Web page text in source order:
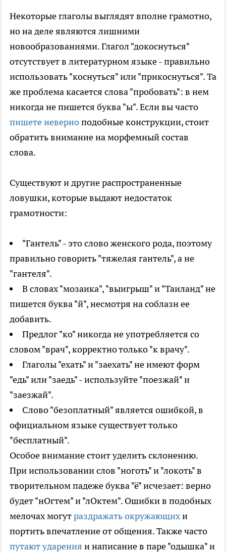
Некоторые глаголы выглядят вполне грамотно,
но на деле являются лишними
новообразованиями. Глагол "докоснуться"
отсутствует в литературном языке - правильно
использовать "коснуться" или "прикоснуться". Та
же проблема касается слова "пробовать": в нем
никогда не пишется буква "ы". Если вы часто
пишете неверноподобные конструкции, стоит
обратить внимание на морфемный состав
слова.
Существуют и другие распространенные
ловушки, которые выдают недостаток
грамотности:
"Гантель" - это слово женского рода, поэтому
правильно говорить "тяжелая гантель", а не
"гантеля".
В словах "мозаика", "выигрыш" и "Таиланд" не
пишется буква "й", несмотря на соблазн ее
добавить.
Предлог "ко" никогда не употребляется со
словом "врач", корректно только "к врачу".
Глаголы "ехать" и "заехать" не имеют форм
"едь" или "заедь" - используйте "поезжай" и
"заезжай".
Слово "безоплатный" является ошибкой, в
официальном языке существует только
"бесплатный".
Особое внимание стоит уделить склонению.
При использовании слов "ноготь" и "локоть" в
творительном падеже буква "ё" исчезает: верно
будет "нОгтем" и "лОктем". Ошибки в подобных
мелочах могутраздражать окружающихи
портить впечатление от общения. Также часто
путают ударения и написание в паре "одышка" и